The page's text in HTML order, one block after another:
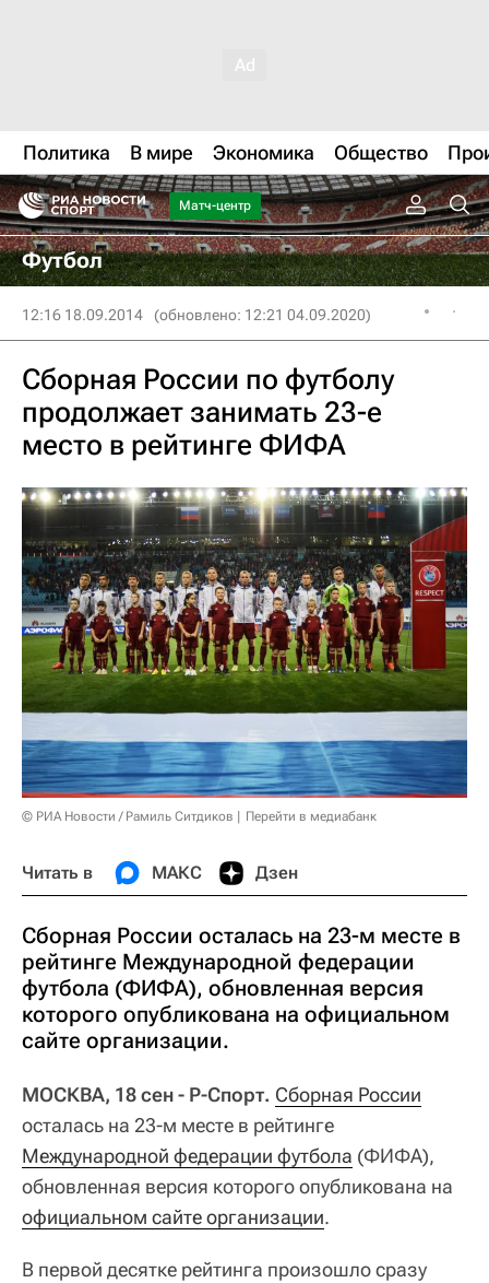
Политика В мире Экономика Общество
Матч-центр
Футбол
12:16 18.09.2014 (обновлено: 12:21 04.09.2020)
Сборная России по футболу
продолжает занимать 23-е
место в рейтинге ФИФА
© РИА Новости / Рамиль Ситдиков Перейти в медиабанк
Читать в МАКС Дзен
Сборная России осталась на 23-м месте в
рейтинге Международной федерации
футбола (ФИФА), обновленная версия
которого опубликована на официальном
сайте организации.
МОСКВА, 18 сен - Р-Спорт. Сборная России
осталась на 23-м месте в рейтинге
Международной федерации футбола (ФИФА),
обновленная версия которого опубликована на
официальном сайте организации.
В первой десятке рейтинга произошло сразу